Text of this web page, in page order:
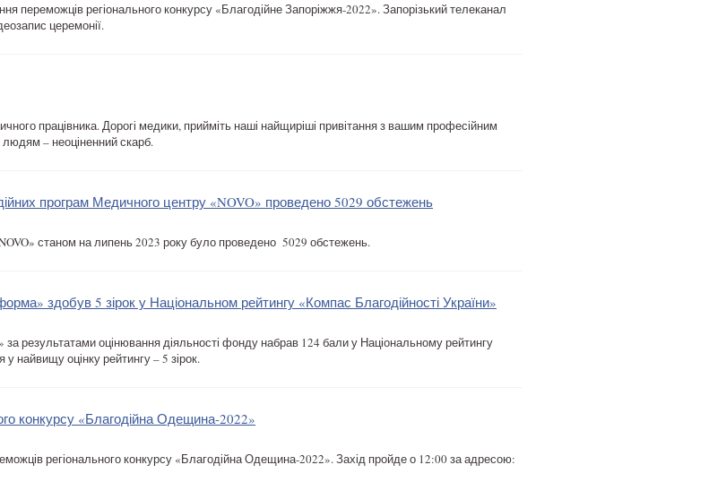
переможців регіонального конкурсу «Благодійне Запоріжжя-2022». Запорізький телеканал
церемонії.
працівника. Дорогі медики, прийміть наші найщиріші привітання з вашим професійним
– неоціненний скарб.
програм Медичного центру «NOVO» проведено 5029 обстежень
станом на липень 2023 року було проведено 5029 обстежень.
здобув 5 зірок у Національном рейтингу «Компас Благодійності України»
результатами оцінювання діяльності фонду набрав 124 бали у Національному рейтингу
у найвищу оцінку рейтингу – 5 зірок.
конкурсу «Благодійна Одещина-2022»
регіонального конкурсу «Благодійна Одещина-2022». Захід пройде о 12:00 за адресою: